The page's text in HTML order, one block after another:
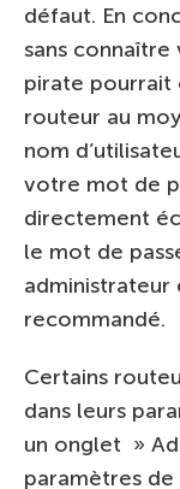
défaut. En
sans connaître
pirate pourrait
routeur au
nom
votre mot de
directement
le mot de
recommandé.
Certains
dans leurs
un onglet »
paramètres de